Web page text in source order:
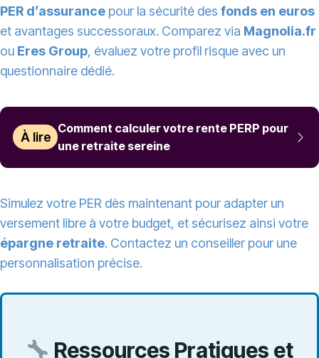
PER d’assurance pour la sécurité des fonds en euros
et avantages successoraux. Comparez via Magnolia.fr
ou Eres Group, évaluez votre profil risque avec un
questionnaire dédié.
À lire
Comment calculer votre rente PERP pour
une retraite sereine
Simulez votre PER dès maintenant pour adapter un
versement libre à votre budget, et sécurisez ainsi votre
épargne retraite. Contactez un conseiller pour une
personnalisation précise.
Ressources Pratiques et